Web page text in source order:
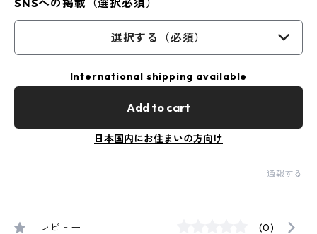
SNSへの掲載（選択必須）
選択する（必須）
International shipping available
Add to cart
日本国内にお住まいの方向け
通報する
レビュー (0)